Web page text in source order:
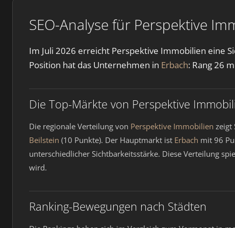
SEO-Analyse für Perspektive
Im Juli 2026 erreicht Perspektive Immobilien eine
Position hat das Unternehmen in Erbach: Rang 26
Die Top-Märkte von Perspektive
Die regionale Verteilung von Perspektive Immobilien zeigt
Beilstein (10 Punkte). Der Hauptmarkt ist Erbach mit 96
unterschiedlicher Sichtbarkeitsstärke. Diese Verteilung
wird.
Ranking-Bewegungen nach Städten